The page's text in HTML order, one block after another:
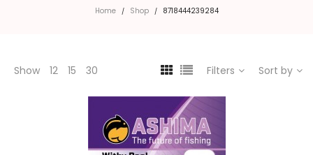
Home / Shop / 8718444239284
Show 12 15 30 Filters Sort by